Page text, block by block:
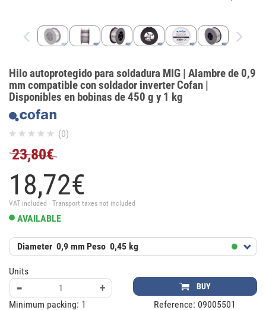
Hilo autoprotegido para soldadura MIG | Alambre de 0,9
mm compatible con soldador inverter Cofan |
Disponibles en bobinas de 450 g y 1 kg
(0)
23,80€
18,72€
VAT included · Transport taxes not included
AVAILABLE
Diameter 0,9 mm Peso 0,45 kg
Units
- + BUY
Minimum packing: 1 Reference: 09005501